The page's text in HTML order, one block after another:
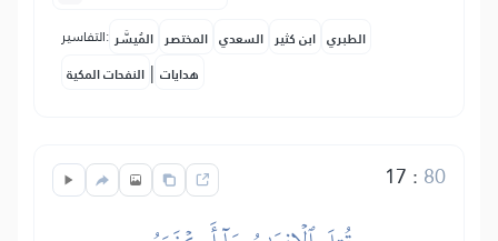
التفاسير: المُيسَّر المختصر السعدي ابن كثير الطبري
النفحات المكية | هدايات
17 : 80